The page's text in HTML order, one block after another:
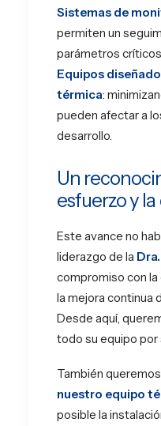
Sistemas de
permiten un
parámetros
Equipos
térmica:
pueden afectar a
desarrollo.
Un
esfuerzo y
Este avance no
liderazgo de la
compromiso con la
la mejora continua
Desde aquí,
todo su equipo por
También
nuestro equipo
posible la